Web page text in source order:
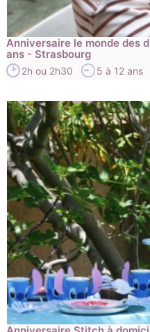
Anniversaire le monde des
ans - Strasbourg
2h ou 2h30 5 à 12 ans